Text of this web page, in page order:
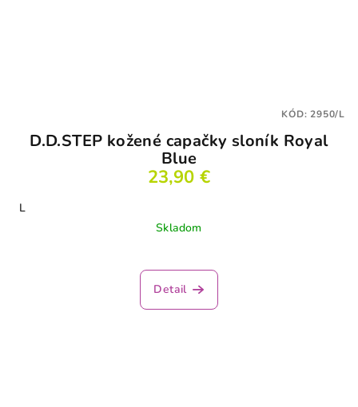
D.D.STEP kožené capačky sloník Royal
Blue
23,90 €
L
Skladom
Detail
KÓD:2950/L